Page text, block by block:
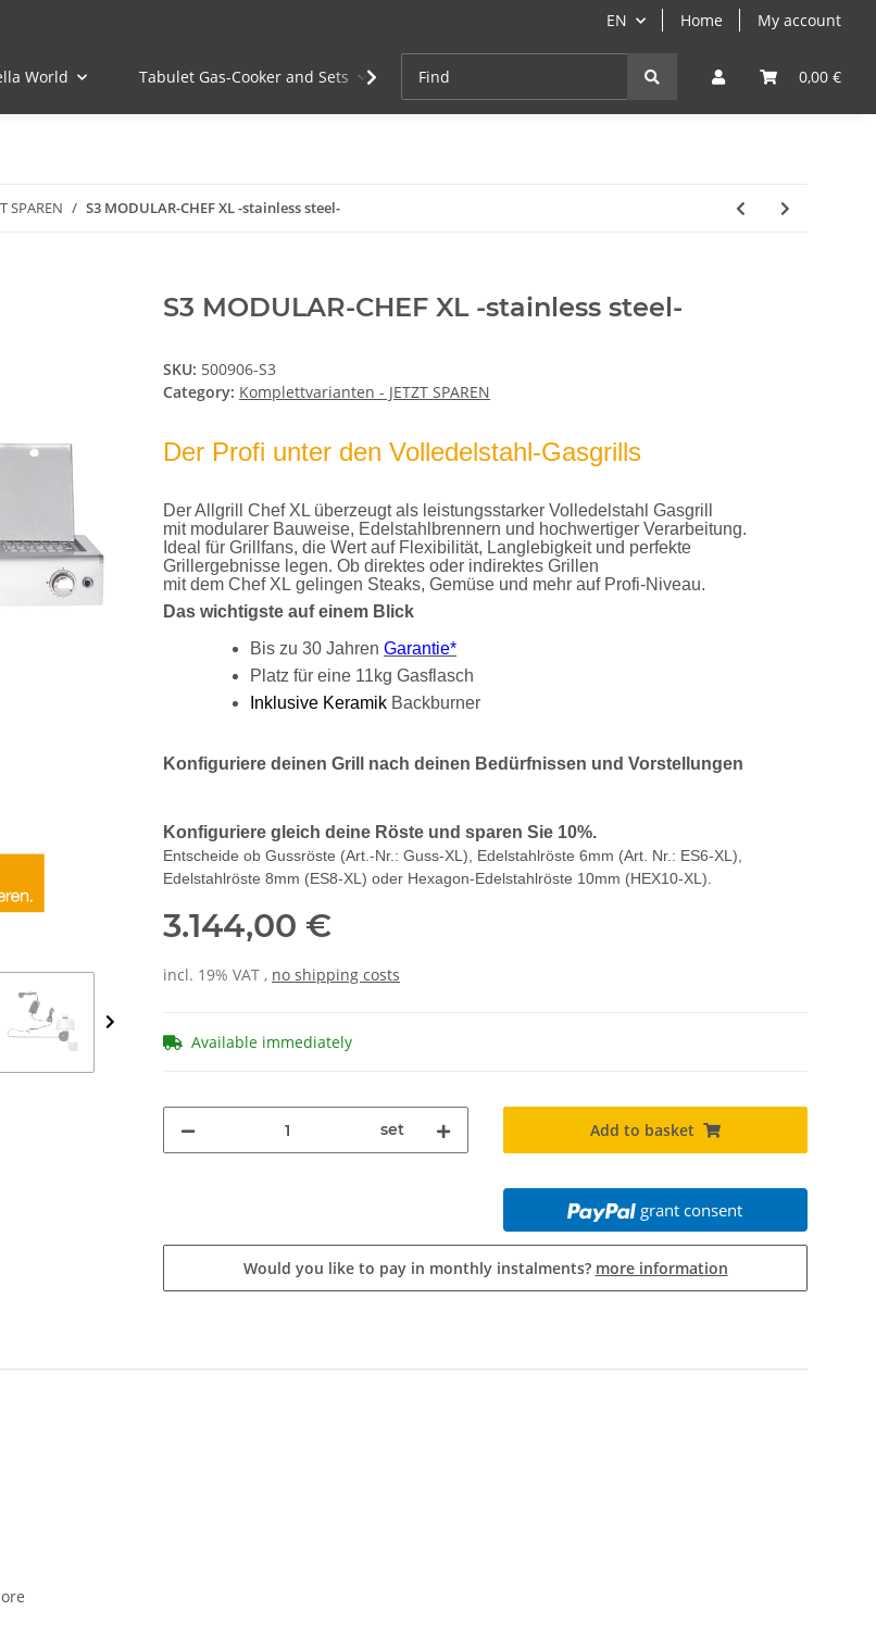
EN Home My account
0,00 €
World Tabulet Gas-Cooker and Sets Cast-Iron Grill- & Paella-Course
SPAREN S3 MODULAR-CHEF XL -stainless steel-
S3 MODULAR-CHEF XL -stainless steel-
SKU: 500906-S3
Category: Komplettvarianten - JETZT SPAREN
Der Profi unter den Volledelstahl-Gasgrills
Der Allgrill Chef XL überzeugt als leistungsstarker Volledelstahl Gasgrill
mit modularer Bauweise, Edelstahlbrennern und hochwertiger Verarbeitung.
Ideal für Grillfans, die Wert auf Flexibilität, Langlebigkeit und perfekte
Grillergebnisse legen. Ob direktes oder indirektes Grillen
mit dem Chef XL gelingen Steaks, Gemüse und mehr auf Profi-Niveau.
Das wichtigste auf einem Blick
Bis zu 30 Jahren Garantie*
Platz für eine 11kg Gasflasch
Inklusive Keramik Backburner
Konfiguriere deinen Grill nach deinen Bedürfnissen und Vorstellungen
Konfiguriere gleich deine Röste und sparen Sie 10%.
Entscheide ob Gussröste (Art.-Nr.: Guss-XL), Edelstahlröste 6mm (Art. Nr.: ES6-XL),
Edelstahlröste 8mm (ES8-XL) oder Hexagon-Edelstahlröste 10mm (HEX10-XL).
3.144,00 €
incl. 19% VAT , no shipping costs
Available immediately
set Add to basket
grant consent
Would you like to pay in monthly instalments? more information